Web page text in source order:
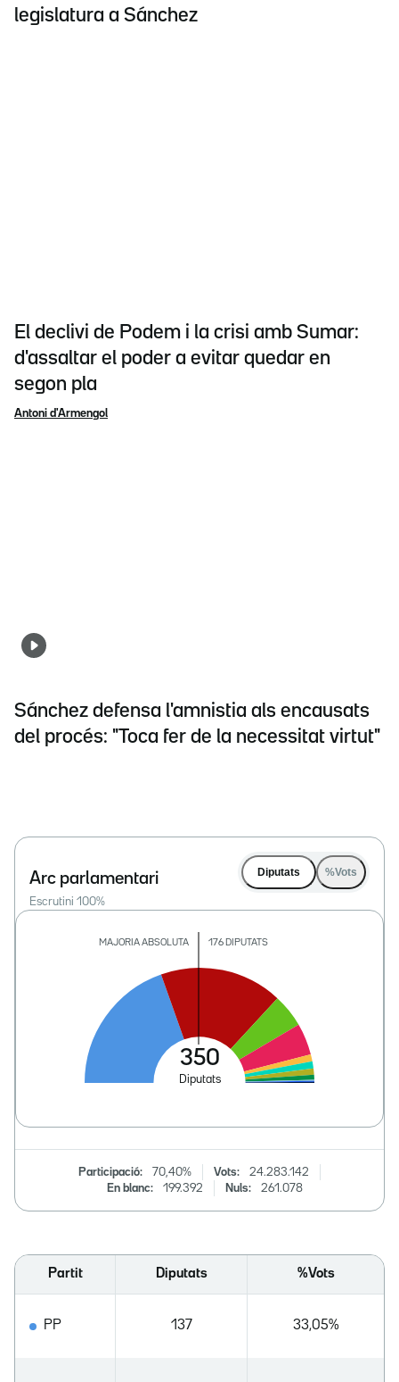
legislatura a Sánchez
El declivi de Podem i la crisi amb Sumar:
d'assaltar el poder a evitar quedar en
segon pla
Antoni d'Armengol
Sánchez defensa l'amnistia als encausats
del procés: "Toca fer de la necessitat virtut"
Arc parlamentari
Escrutini 100%
Diputats %Vots
Participació: 70,40% Vots:
24.283.142
En blanc:
199.392 Nuls: 261.078
Partit Diputats %Vots
PP 137 33,05%